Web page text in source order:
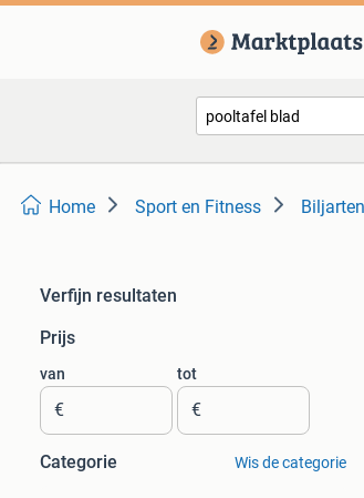
Home Sport en Fitness
Verfijn resultaten
Prijs
van
€
tot
€
Categorie Wis de categorie